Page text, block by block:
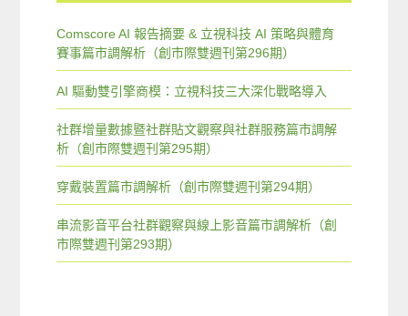
Comscore AI 報告摘要 & 立視科技 AI 策略與體育
賽事篇市調解析（創市際雙週刊第296期）
AI 驅動雙引擎商模：立視科技三大深化戰略導入
社群增量數據暨社群貼文觀察與社群服務篇市調解
析（創市際雙週刊第295期）
穿戴裝置篇市調解析（創市際雙週刊第294期）
串流影音平台社群觀察與線上影音篇市調解析（創
市際雙週刊第293期）